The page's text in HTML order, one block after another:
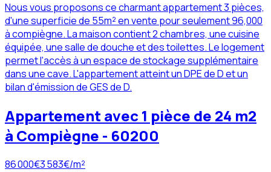
Nous vous proposons ce charmant appartement 3 pièces,
d'une superficie de 55m² en vente pour seulement 96,000
à compiègne. La maison contient 2 chambres, une cuisine
équipée, une salle de douche et des toilettes. Le logement
permet l'accès à un espace de stockage supplémentaire
dans une cave. L'appartement atteint un DPE de D et un
bilan d'émission de GES de D.
Appartement avec 1 pièce de 24 m2
à Compiègne - 60200
86 000€3 583€/m²